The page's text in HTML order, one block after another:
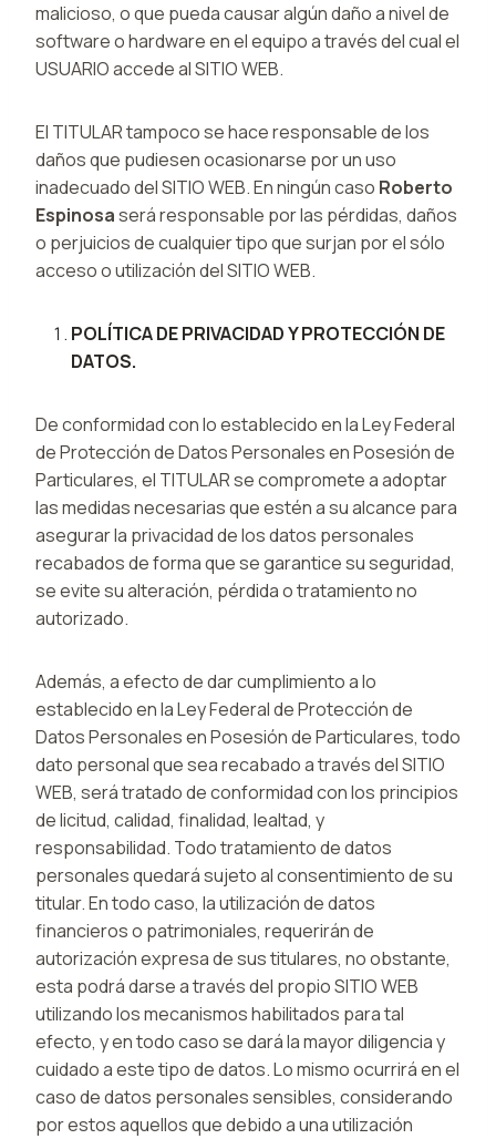
malicioso, o que pueda causar algún daño a nivel de
software o hardware en el equipo a través del cual el
USUARIO accede al SITIO WEB.
El TITULAR tampoco se hace responsable de los
daños que pudiesen ocasionarse por un uso
inadecuado del SITIO WEB. En ningún caso Roberto
Espinosaserá responsable por las pérdidas, daños
o perjuicios de cualquier tipo que surjan por el sólo
acceso o utilización del SITIO WEB.
POLÍTICA DE PRIVACIDAD Y PROTECCIÓN DE
DATOS.
De conformidad con lo establecido en la Ley Federal
de Protección de Datos Personales en Posesión de
Particulares, el TITULAR se compromete a adoptar
las medidas necesarias que estén a su alcance para
asegurar la privacidad de los datos personales
recabados de forma que se garantice su seguridad,
se evite su alteración, pérdida o tratamiento no
autorizado.
Además, a efecto de dar cumplimiento a lo
establecido en la Ley Federal de Protección de
Datos Personales en Posesión de Particulares, todo
dato personal que sea recabado a través del SITIO
WEB, será tratado de conformidad con los principios
de licitud, calidad, finalidad, lealtad, y
responsabilidad. Todo tratamiento de datos
personales quedará sujeto al consentimiento de su
titular. En todo caso, la utilización de datos
financieros o patrimoniales, requerirán de
autorización expresa de sus titulares, no obstante,
esta podrá darse a través del propio SITIO WEB
utilizando los mecanismos habilitados para tal
efecto, y en todo caso se dará la mayor diligencia y
cuidado a este tipo de datos. Lo mismo ocurrirá en el
caso de datos personales sensibles, considerando
por estos aquellos que debido a una utilización